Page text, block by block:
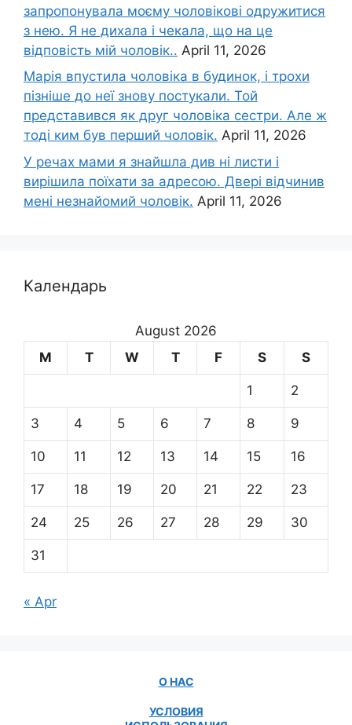
запропонувала моєму чоловікові одружитися
з нею. Я не дихала і чекала, що на це
відповість мій чоловік.. April 11, 2026
Марія впустила чоловіка в будинок, і трохи
пізніше до неї знову постукали. Той
представився як друг чоловіка сестри. Але ж
тоді ким був перший чоловік. April 11, 2026
У речах мами я знайшла див ні листи і
вирішила поїхати за адресою. Двері відчинив
мені незнайомий чоловік. April 11, 2026
Календарь
August 2026
M
T W T F S S
1 2
3 4 5 6 7 8 9
10 11 12 13 14 15 16
17 18 19 20 21 22 23
24 25 26 27 28 29 30
31
« Apr
О НАС
УСЛОВИЯ